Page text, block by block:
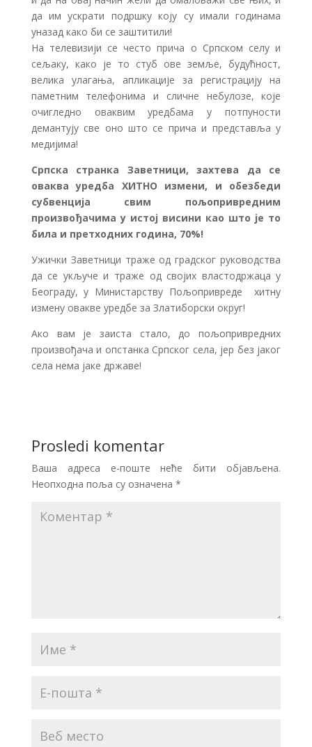
да им ускрати подршку коју су имали годинама
уназад како би се заштитили!
На телевизији се често прича о Српском селу и
сељаку, како је то стуб ове земље, будућност,
велика улагања, апликације за регистрацију на
паметним телефонима и сличне небулозе, које
очигледно оваквим уредбама у потпуности
демантују све оно што се прича и представља у
медијима!
Српска странка Заветници, захтева да се
оваква уредба ХИТНО измени, и обезбеди
субвенција свим пољопривредним
произвођачима у истој висини као што је то
била и претходних година, 70%!
Ужички Заветници траже од градског руководства
да се укључе и траже од својих властодржаца у
Београду, у Министарству Пољопривреде хитну
измену овакве уредбе за Златиборски округ!
Ако вам је заиста стало, до пољопривредних
произвођача и опстанка Српског села, јер без јаког
села нема јаке државе!
Prosledi komentar
Ваша адреса е-поште неће бити објављена.
Неопходна поља су означена *